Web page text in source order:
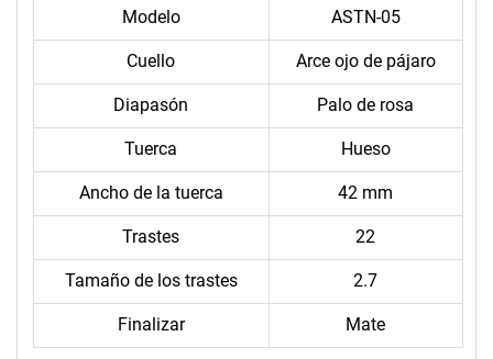
Modelo ASTN-05
Cuello Arce ojo de pájaro
Diapasón Palo de rosa
Tuerca Hueso
Ancho de la tuerca 42 mm
Trastes 22
Tamaño de los trastes 2.7
Finalizar Mate